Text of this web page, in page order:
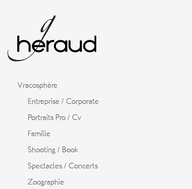
Vracosphère
Entreprise / Corporate
Portraits Pro / Cv
Famille
Shooting / Book
Spectacles / Concerts
Zoographie